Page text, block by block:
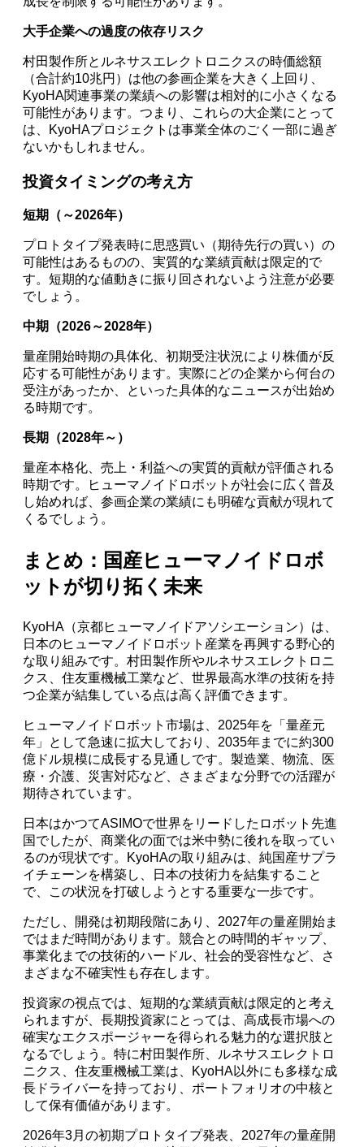
大手企業への過度の依存リスク
村田製作所とルネサスエレクトロニクスの時価総額
（合計約10兆円）は他の参画企業を大きく上回り、
KyoHA関連事業の業績への影響は相対的に小さくなる
可能性があります。つまり、これらの大企業にとって
は、KyoHAプロジェクトは事業全体のごく一部に過ぎ
ないかもしれません。
投資タイミングの考え方
短期（～2026年）
プロトタイプ発表時に思惑買い（期待先行の買い）の
可能性はあるものの、実質的な業績貢献は限定的で
す。短期的な値動きに振り回されないよう注意が必要
でしょう。
中期（2026～2028年）
量産開始時期の具体化、初期受注状況により株価が反
応する可能性があります。実際にどの企業から何台の
受注があったか、といった具体的なニュースが出始め
る時期です。
長期（2028年～）
量産本格化、売上・利益への実質的貢献が評価される
時期です。ヒューマノイドロボットが社会に広く普及
し始めれば、参画企業の業績にも明確な貢献が現れて
くるでしょう。
まとめ：国産ヒューマノイドロボ
ットが切り拓く未来
KyoHA（京都ヒューマノイドアソシエーション）は、
日本のヒューマノイドロボット産業を再興する野心的
な取り組みです。村田製作所やルネサスエレクトロニ
クス、住友重機械工業など、世界最高水準の技術を持
つ企業が結集している点は高く評価できます。
ヒューマノイドロボット市場は、2025年を「量産元
年」として急速に拡大しており、2035年までに約300
億ドル規模に成長する見通しです。製造業、物流、医
療・介護、災害対応など、さまざまな分野での活躍が
期待されています。
日本はかつてASIMOで世界をリードしたロボット先進
国でしたが、商業化の面では米中勢に後れを取ってい
るのが現状です。KyoHAの取り組みは、純国産サプラ
イチェーンを構築し、日本の技術力を結集すること
で、この状況を打破しようとする重要な一歩です。
ただし、開発は初期段階にあり、2027年の量産開始ま
ではまだ時間があります。競合との時間的ギャップ、
事業化までの技術的ハードル、社会的受容性など、さ
まざまな不確実性も存在します。
投資家の視点では、短期的な業績貢献は限定的と考え
られますが、長期投資家にとっては、高成長市場への
確実なエクスポージャーを得られる魅力的な選択肢と
なるでしょう。特に村田製作所、ルネサスエレクトロ
ニクス、住友重機械工業は、KyoHA以外にも多様な成
長ドライバーを持っており、ポートフォリオの中核と
して保有価値があります。
2026年3月の初期プロトタイプ発表、2027年の量産開